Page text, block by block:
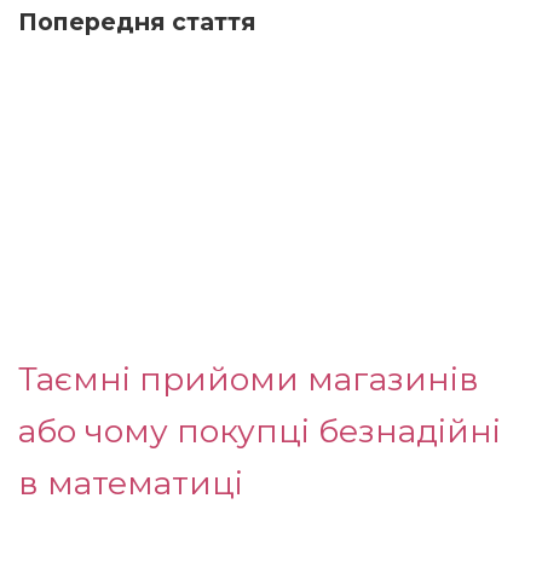
Попередня стаття
Таємні прийоми магазинів
або чому покупці безнадійні
в математиці